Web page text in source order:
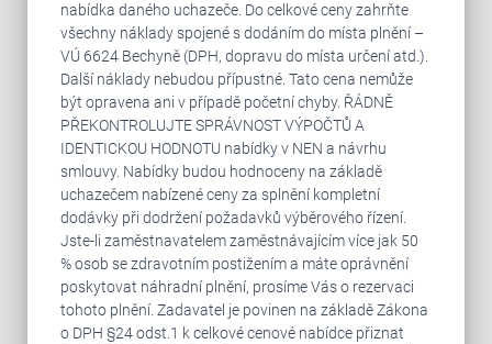
nabídka daného uchazeče. Do celkové ceny zahrňte
všechny náklady spojené s dodáním do místa plnění –
VÚ 6624 Bechyně (DPH, dopravu do místa určení atd.).
Další náklady nebudou přípustné. Tato cena nemůže
být opravena ani v případě početní chyby. ŘÁDNĚ
PŘEKONTROLUJTE SPRÁVNOST VÝPOČTŮ A
IDENTICKOU HODNOTU nabídky v NEN a návrhu
smlouvy. Nabídky budou hodnoceny na základě
uchazečem nabízené ceny za splnění kompletní
dodávky při dodržení požadavků výběrového řízení.
Jste-li zaměstnavatelem zaměstnávajícím více jak 50
% osob se zdravotním postižením a máte oprávnění
poskytovat náhradní plnění, prosíme Vás o rezervaci
tohoto plnění. Zadavatel je povinen na základě Zákona
o DPH §24 odst.1 k celkové cenové nabídce přiznat